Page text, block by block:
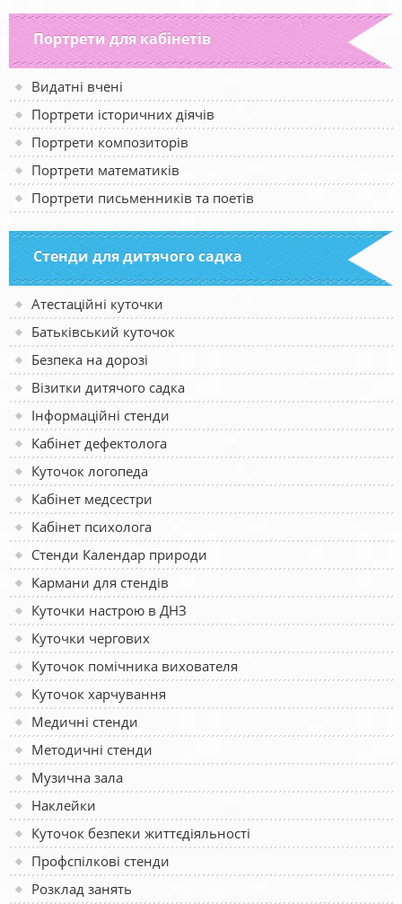
Портрети для кабінетів
Видатні вчені
Портрети історичних діячів
Портрети композиторів
Портрети математиків
Портрети письменників та поетів
Стенди для дитячого садка
Атестаційні куточки
Батьківський куточок
Безпека на дорозі
Візитки дитячого садка
Інформаційні стенди
Кабінет дефектолога
Куточок логопеда
Кабінет медсестри
Кабінет психолога
Стенди Календар природи
Кармани для стендів
Куточки настрою в ДНЗ
Куточки чергових
Куточок помічника вихователя
Куточок харчування
Медичні стенди
Методичні стенди
Музична зала
Наклейки
Куточок безпеки життєдіяльності
Профспілкові стенди
Розклад занять